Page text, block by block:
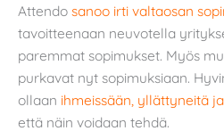
Attendo sanoo irti valtaosan
tavoitteenaan neuvotella
paremmat sopimukset. Myös
purkavat nyt sopimuksiaan.
ollaan ihmeissään, yllättyneitä
että näin voidaan tehdä.